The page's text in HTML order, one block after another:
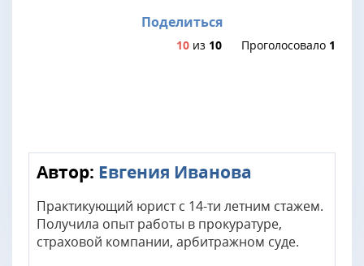
Поделиться
10 из 10 Проголосовало 1
Автор: Евгения Иванова
Практикующий юрист с 14-ти летним стажем.
Получила опыт работы в прокуратуре,
страховой компании, арбитражном суде.